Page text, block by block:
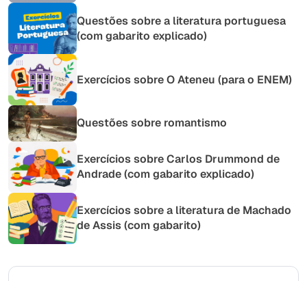
Questões sobre a literatura portuguesa
(com gabarito explicado)
Exercícios sobre O Ateneu (para o ENEM)
Questões sobre romantismo
Exercícios sobre Carlos Drummond de
Andrade (com gabarito explicado)
Exercícios sobre a literatura de Machado
de Assis (com gabarito)